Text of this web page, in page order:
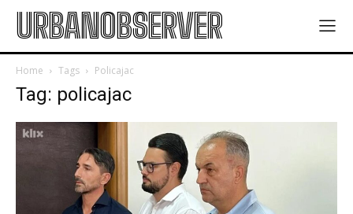
URBANOBSERVER
Home Tags Policajac
Tag: policajac